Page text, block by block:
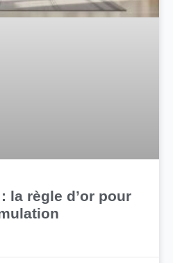
la règle d’or pour